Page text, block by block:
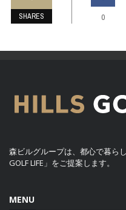
SHARES 0
森ビルグループは、都心で暮ら
GOLF LIFE」をご提案します。
MENU